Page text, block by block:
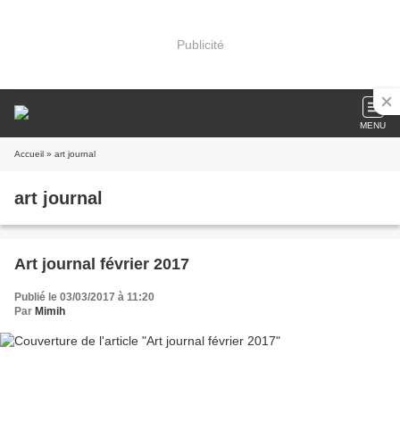
Publicité
MENU
Accueil » art journal
art journal
Art journal février 2017
Publié le 03/03/2017 à 11:20
Par Mimih